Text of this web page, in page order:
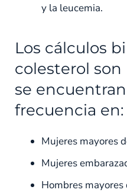
y la leucemia.
Los cálculos
colesterol
se
frecuencia en:
Mujeres mayores
Mujeres
Hombres mayores